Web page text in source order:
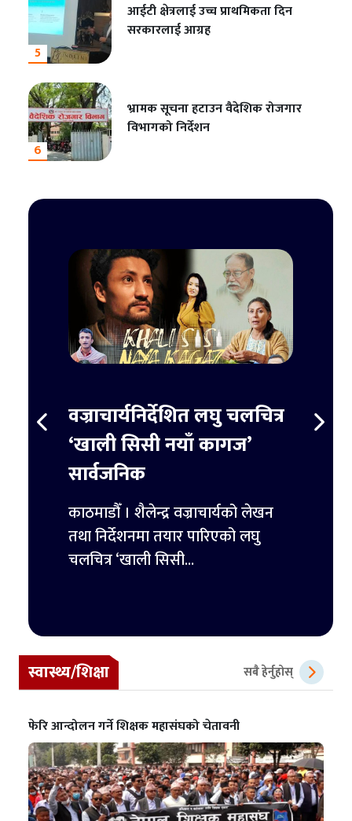
5
आईटी क्षेत्रलाई उच्च प्राथमिकता दिन
सरकारलाई आग्रह
6
भ्रामक सूचना हटाउन वैदेशिक रोजगार
विभागको निर्देशन
वज्राचार्यनिर्देशित लघु चलचित्र
‘खाली सिसी नयाँ कागज’
सार्वजनिक
काठमाडौँ । शैलेन्द्र वज्राचार्यको लेखन
तथा निर्देशनमा तयार पारिएको लघु
चलचित्र ‘खाली सिसी...
स्वास्थ्य/शिक्षा सबै हेर्नुहोस्
फेरि आन्दोलन गर्ने शिक्षक महासंघको चेतावनी